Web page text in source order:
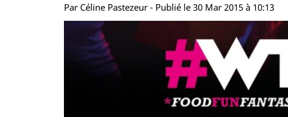
Par Céline Pastezeur - Publié le 30 Mar 2015 à 10:13